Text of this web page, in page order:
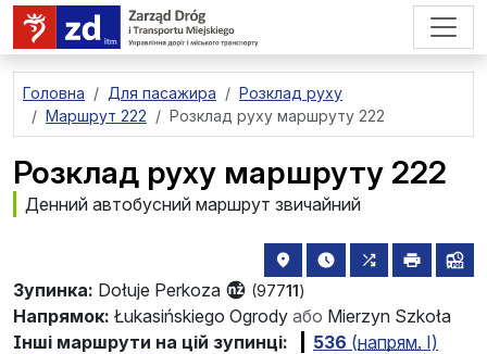
перейти до основного вмісту
Головна Для пасажира
Розклад руху
Маршрут 222
Розклад руху маршруту 222
Розклад руху маршруту 222
Денний автобусний маршрут звичайний
Зупинка: Dołuje Perkoza (97711)
розташування зупинки на
найближчі
всі
Напрямок: Łukasińskiego Ogrody або Mierzyn Szkoła
Інші маршрути на цій зупинці:
536 (напрям. Ⅰ)